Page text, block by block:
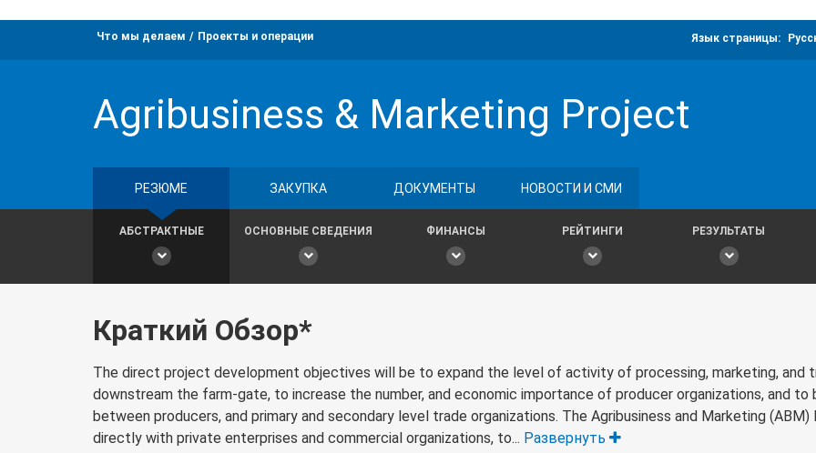
Что мы делаем Проекты и операции Язык страницы:
Agribusiness & Marketing Project
РЕЗЮМЕ ЗАКУПКА ДОКУМЕНТЫ НОВОСТИ И СМИ
АБСТРАКТНЫЕ ОСНОВНЫЕ СВЕДЕНИЯ ФИНАНСЫ РЕЙТИНГИ РЕЗУЛЬТАТЫ
Краткий Обзор*
The direct project development objectives will be to expand the level of activity of processing, marketing, and
downstream the farm-gate, to increase the number, and economic importance of producer organizations, and to
between producers, and primary and secondary level trade organizations. The Agribusiness and Marketing
directly with private enterprises and commercial organizations, to... Развернуть